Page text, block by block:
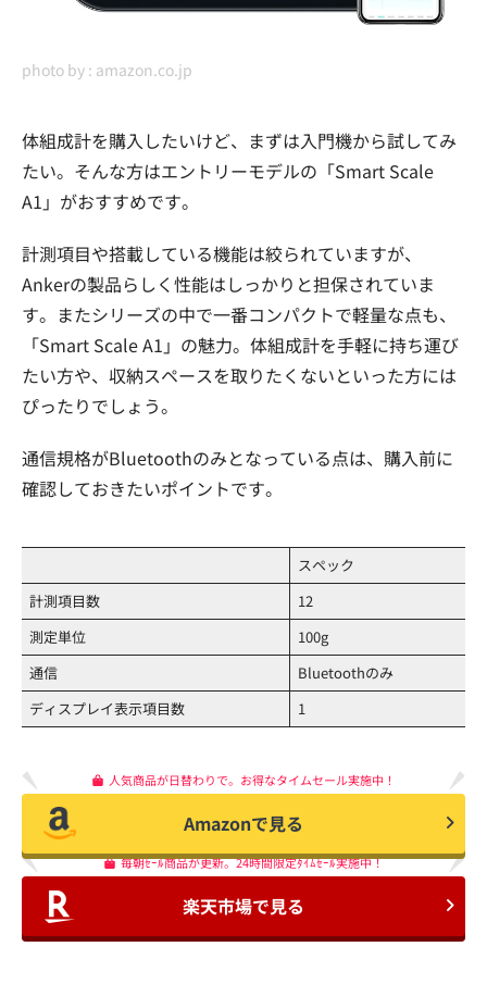
photo by : amazon.co.jp
体組成計を購入したいけど、まずは入門機から試してみ
たい。そんな方はエントリーモデルの「Smart Scale
A1」がおすすめです。
計測項目や搭載している機能は絞られていますが、
Ankerの製品らしく性能はしっかりと担保されていま
す。またシリーズの中で一番コンパクトで軽量な点も、
「Smart Scale A1」の魅力。体組成計を手軽に持ち運び
たい方や、収納スペースを取りたくないといった方には
ぴったりでしょう。
通信規格がBluetoothのみとなっている点は、購入前に
確認しておきたいポイントです。
スペック
計測項目数
12
測定単位
100g
通信
Bluetoothのみ
ディスプレイ表示項目数
1
人気商品が日替わりで。お得なタイムセール実施中！
Amazonで見る
毎朝ｾｰﾙ商品が更新。24時間限定ﾀｲﾑｾｰﾙ実施中！
楽天市場で見る